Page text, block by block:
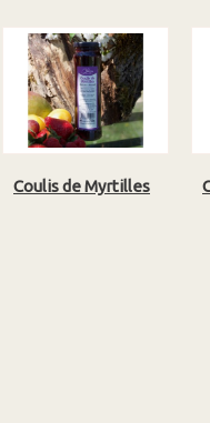
Coulis de Myrtilles